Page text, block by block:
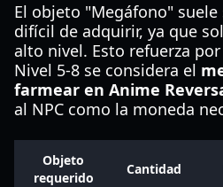
El objeto "Megáfono"
difícil de adquirir, ya que
alto nivel. Esto refuerza
Nivel 5-8 se considera el
farmear en Anime
al NPC como la moneda
Objeto
requerido
Cantidad